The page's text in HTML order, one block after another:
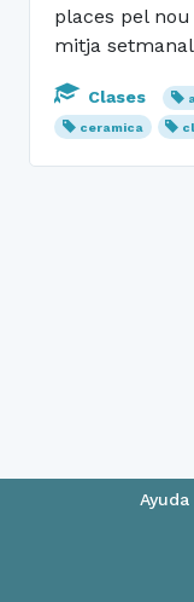
places pel
mitja
Clases
ceramica
Ayuda